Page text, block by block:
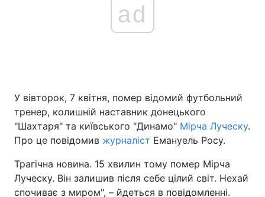
Економіка Світ
Спорт
Техно і зв'язок Лайт
ad
У вівторок, 7 квітня, помер відомий футбольний
тренер, колишній наставник донецького
"Шахтаря" та київського "Динамо" Мірча Луческу.
Про це повідомив журналіст Емануель Росу.
Трагічна новина. 15 хвилин тому помер Мірча
Луческу. Він залишив після себе цілий світ. Нехай
спочиває з миром", – йдеться в повідомленні.